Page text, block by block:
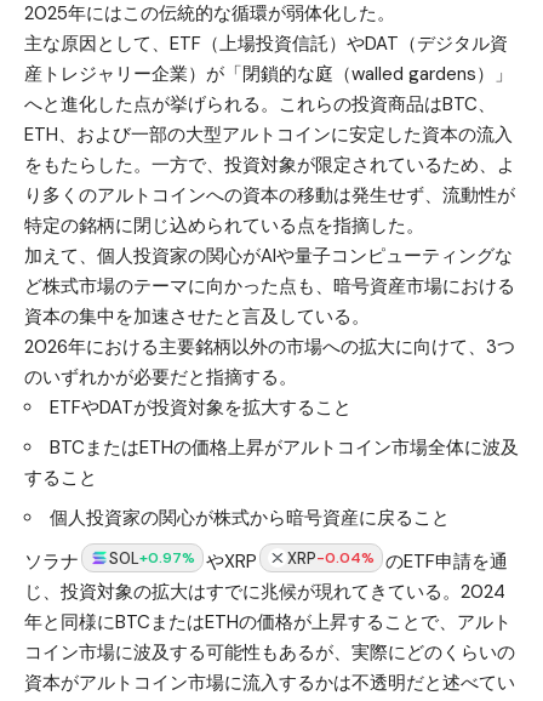
2025年にはこの伝統的な循環が弱体化した。
主な原因として、ETF（上場投資信託）やDAT（デジタル資
産トレジャリー企業）が「閉鎖的な庭（walled gardens）」
へと進化した点が挙げられる。これらの投資商品はBTC、
ETH、および一部の大型アルトコインに安定した資本の流入
をもたらした。一方で、投資対象が限定されているため、よ
り多くのアルトコインへの資本の移動は発生せず、流動性が
特定の銘柄に閉じ込められている点を指摘した。
加えて、個人投資家の関心がAIや量子コンピューティングな
ど株式市場のテーマに向かった点も、暗号資産市場における
資本の集中を加速させたと言及している。
2026年における主要銘柄以外の市場への拡大に向けて、3つ
のいずれかが必要だと指摘する。
ETFやDATが投資対象を拡大すること
BTCまたはETHの価格上昇がアルトコイン市場全体に波及
すること
個人投資家の関心が株式から暗号資産に戻ること
ソラナ
SOL+0.97% やXRP XRP-0.04%
のETF申請を通
じ、投資対象の拡大はすでに兆候が現れてきている。2024
年と同様にBTCまたはETHの価格が上昇することで、アルト
コイン市場に波及する可能性もあるが、実際にどのくらいの
資本がアルトコイン市場に流入するかは不透明だと述べてい